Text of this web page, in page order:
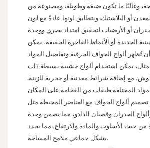
وغالبًا ما تكون ضيقة وطويلة، ومصنوعة من
أو البلاستيك. ويتطابق لونها عادةً مع لون
الجديدة أو الأنماط الفاخرة الخفيفة، يمكن
يمكن استخدام ألواح خشبية بسيطة ذات
مع إضافة شرائط معدنية أو حجرية للزينة.
ألواح الحواف مع العناصر المحيطة مثل
الجدران وقضبان الدادو، مما يضمن وحدة
حيث الأسلوب والمادة والارتفاع، مما يحدد
بشكل جماعي ملامح المساحة.